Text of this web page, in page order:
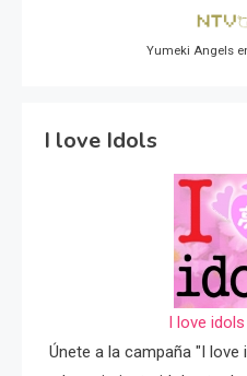
Yumeki Angels
I love Idols
I love
Únete a la campaña "I